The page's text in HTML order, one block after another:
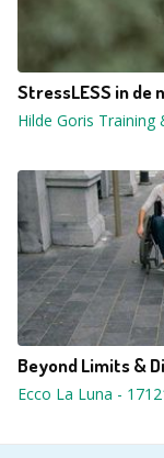
StressLESS in
Hilde Goris Training
Beyond Limits &
Ecco La Luna -